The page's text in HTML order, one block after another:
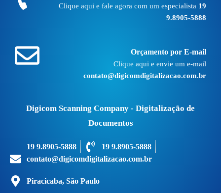
Clique aqui e fale agora com um especialista 19
9.8905-5888
Orçamento por E-mail
Clique aqui e envie um e-mail
contato@digicomdigitalizacao.com.br
Digicom Scanning Company - Digitalização de
Documentos
19 9.8905-5888
19 9.8905-5888
contato@digicomdigitalizacao.com.br
Piracicaba, São Paulo